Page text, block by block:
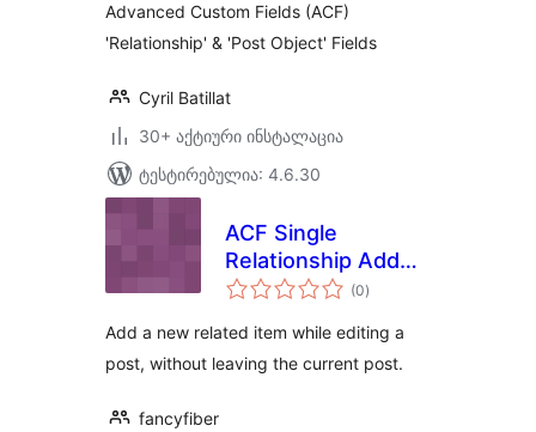
Advanced Custom Fields (ACF)
'Relationship' & 'Post Object' Fields
Cyril Batillat
30+ აქტიური ინსტალაცია
ტესტირებულია: 4.6.30
ACF Single
Relationship Add
New
(0საერთო
რეიტინგი
)
Add a new related item while editing a
post, without leaving the current post.
fancyfiber